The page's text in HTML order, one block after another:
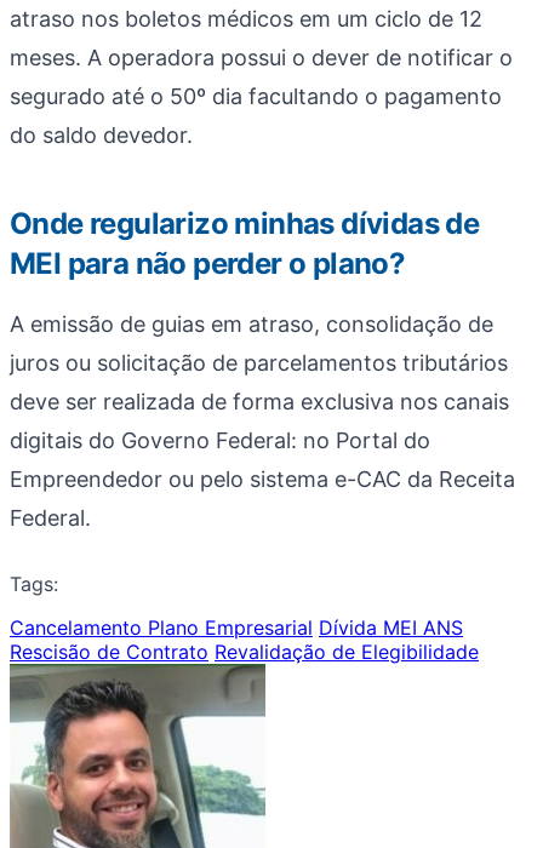
atraso nos boletos médicos em um ciclo de 12
meses. A operadora possui o dever de notificar o
segurado até o 50º dia facultando o pagamento
do saldo devedor.
Onde regularizo minhas dívidas de
MEI para não perder o plano?
A emissão de guias em atraso, consolidação de
juros ou solicitação de parcelamentos tributários
deve ser realizada de forma exclusiva nos canais
digitais do Governo Federal: no Portal do
Empreendedor ou pelo sistema e-CAC da Receita
Federal.
Tags:
Cancelamento Plano Empresarial Dívida MEI ANS
Rescisão de Contrato Revalidação de Elegibilidade